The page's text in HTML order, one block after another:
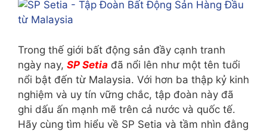
Trong thế giới bất động sản đầy cạnh tranh
ngày nay, SP Setia đã nổi lên như một tên tuổi
nổi bật đến từ Malaysia. Với hơn ba thập kỷ kinh
nghiệm và uy tín vững chắc, tập đoàn này đã
ghi dấu ấn mạnh mẽ trên cả nước và quốc tế.
Hãy cùng tìm hiểu về SP Setia và tầm nhìn đằng